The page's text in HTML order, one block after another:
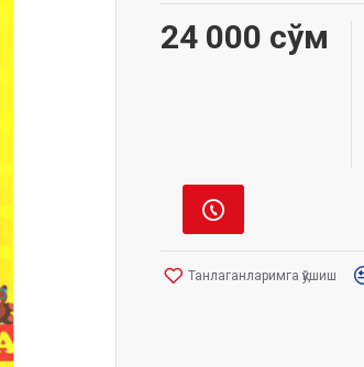
24 000 сўм
Танлаганларимга қўшиш